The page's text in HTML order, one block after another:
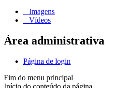
Imagens
Vídeos
Área administrativa
Página de login
Fim do menu principal
Início do conteúdo da página